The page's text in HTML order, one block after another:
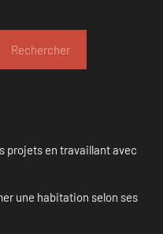
Rechercher
projets en travaillant avec
une habitation selon ses